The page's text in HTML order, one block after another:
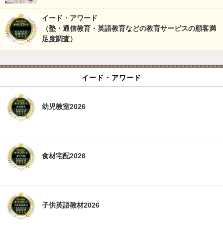
イード・アワード
（塾・通信教育・英語教育などの教育サービスの顧客満
足度調査）
イード・アワード
幼児教室2026
食材宅配2026
子供英語教材2026